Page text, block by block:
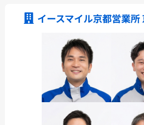
イースマイル京都営業所